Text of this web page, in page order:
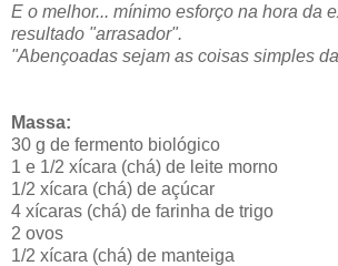
E o melhor... mínimo esforço na hora da
resultado "arrasador".
"Abençoadas sejam as coisas simples
Massa:
30 g de fermento biológico
1 e 1/2 xícara (chá) de leite morno
1/2 xícara (chá) de açúcar
4 xícaras (chá) de farinha de trigo
2 ovos
1/2 xícara (chá) de manteiga